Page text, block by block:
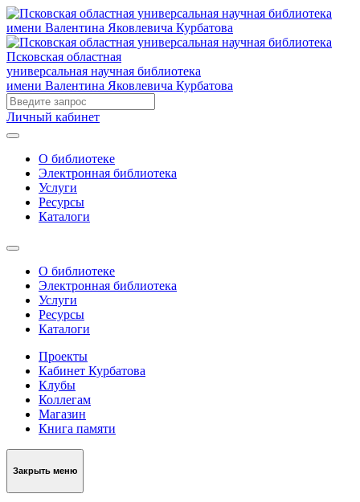
Псковская областная
универсальная научная библиотека
имени Валентина Яковлевича Курбатова
Личный кабинет
О библиотеке
Электронная библиотека
Услуги
Ресурсы
Каталоги
О библиотеке
Электронная библиотека
Услуги
Ресурсы
Каталоги
Проекты
Кабинет Курбатова
Клубы
Коллегам
Магазин
Книга памяти
Закрыть меню